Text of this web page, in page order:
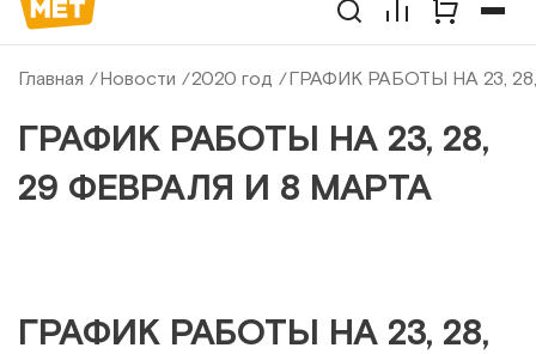
Главная Новости 2020 год ГРАФИК РАБОТЫ НА 23,
ГРАФИК РАБОТЫ НА 23, 28,
29 ФЕВРАЛЯ И 8 МАРТА
ГРАФИК РАБОТЫ НА 23, 28,